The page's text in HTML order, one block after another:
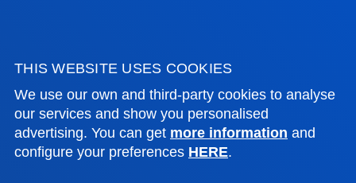
THIS WEBSITE USES COOKIES
We use our own and third-party cookies to analyse
our services and show you personalised
advertising. You can get more information and
configure your preferences HERE.
Location
+34 944 139 000
Contact us
San Sebastian campus